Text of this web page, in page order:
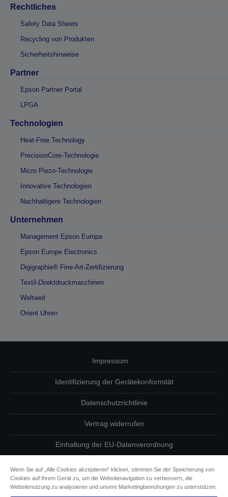
Rechtliches
Safety Data Sheets
Recycling von Produkten
Sicherheitshinweise
Partner
Epson Partner Portal
LPGA
Technologien
Heat-Free Technology
PrecisionCore-Technologie
Micro Piezo-Technologie
Innovative Technologien
Nachhaltigere Technologien
Unternehmen
Management Epson Europa
Epson Europe Electronics
Digigraphie® Fine-Art-Zertifizierung
Textil-Direktdruckmaschinen
Weltweit
Orient Uhren
Impressum
Identifizierung der Gerätekonformität
Datenschutzrichtlinie
Vertrag widerrufen
Einhaltung der EU-Datenverordnung
Informationen zu Cookies
Wenn Sie auf „Alle Cookies akzeptieren“ klicken, stimmen Sie der Speicherung von
Cookies auf Ihrem Gerät zu, um die Websitenavigation zu verbessern, die
Websitenutzung zu analysieren und unsere Marketingbemühungen zu unterstützen.